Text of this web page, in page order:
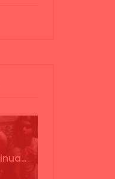
Preciosa alabanza “Continua” cantada por ALBA CORTES acompañada de IVAN a la guitarra | VEOFLAMENCO